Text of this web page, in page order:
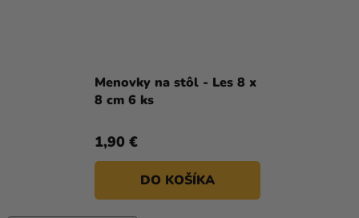
Menovky na stôl - Les 8 x
8 cm 6 ks
1,90 €
DO KOŠÍKA